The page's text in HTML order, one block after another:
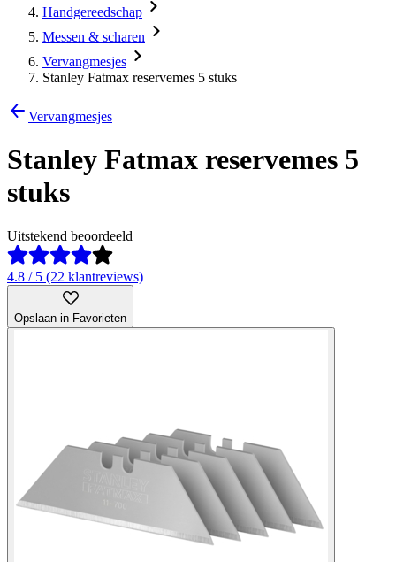
Handgereedschap
Messen & scharen
Vervangmesjes
Stanley Fatmax reservemes 5 stuks
Vervangmesjes
Stanley Fatmax reservemes 5
stuks
Uitstekend beoordeeld
4.8 / 5 (22 klantreviews)
Opslaan in Favorieten